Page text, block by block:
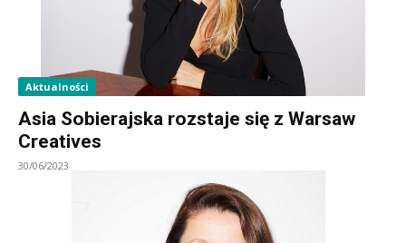
Aktualności
Asia Sobierajska rozstaje się z Warsaw
Creatives
30/06/2023